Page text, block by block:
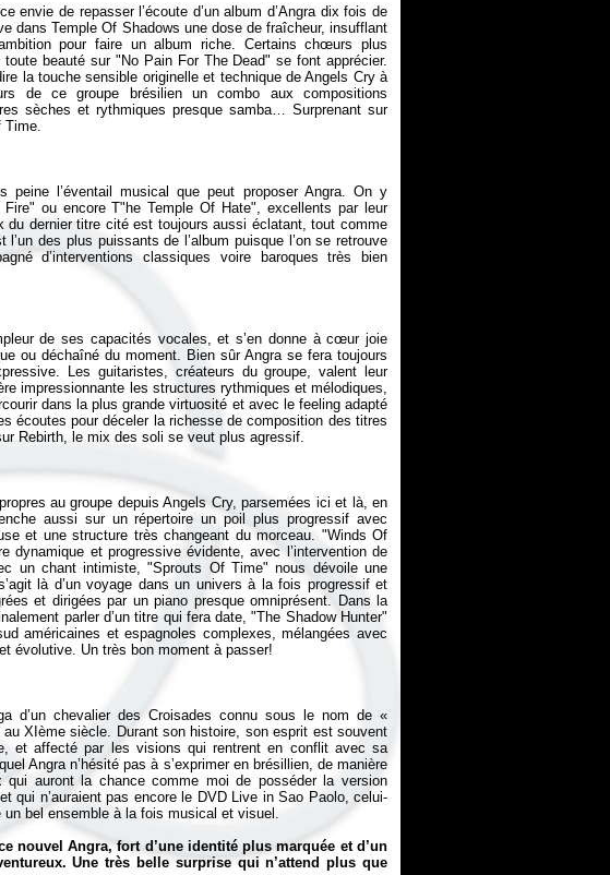
envie de repasser l’écoute d’un album d’Angra dix fois de
dansTemple Of Shadows une dose de fraîcheur, insufflant
pour faire un album riche. Certains chœurs plus
beauté sur "No Pain For The Dead" se font apprécier.
la touche sensible originelle et technique deAngels Cryà
de ce groupe brésilien un combo aux compositions
sèches et rythmiques presque samba… Surprenant sur
Time
l’éventail musical que peut proposer Angra. On y
ou encore T"he Temple Of Hate", excellents par leur
dernier titre cité est toujours aussi éclatant, tout comme
des plus puissants de l’album puisque l’on se retrouve
d’interventions classiques voire baroques très bien
de ses capacités vocales, et s’en donne à cœur joie
ou déchaîné du moment. Bien sûr Angra se fera toujours
Les guitaristes, créateurs du groupe, valent leur
impressionnante les structures rythmiques et mélodiques,
dans la plus grande virtuosité et avec le feeling adapté
écoutes pour déceler la richesse de composition des titres
Rebirth
au groupe depuis Angels Cry, parsemées ici et là, en
aussi sur un répertoire un poil plus progressif avec
et une structure très changeant du morceau. "Winds Of
dynamique et progressive évidente, avec l’intervention de
un chant intimiste, "Sprouts Of Time" nous dévoile une
là d’un voyage dans un univers à la fois progressif et
et dirigées par un piano presque omniprésent. Dans la
parler d’un titre qui fera date, "The Shadow Hunter"
américaines et espagnoles complexes, mélangées avec
d’un chevalier des Croisades connu sous le nom de «
au XIème siècle. Durant son histoire, son esprit est souvent
et affecté par les visions qui rentrent en conflit avec sa
Angra n’hésité pas à s’exprimer en brésillien, de manière
auront la chance comme moi de posséder la version
qui n’auraient pas encore le DVDLive in Sao Paolo, celui-
bel ensemble à la fois musical et visuel.
nouvel Angra, fort d’une identité plus marquée et d’un
Une très belle surprise qui n’attend plus que